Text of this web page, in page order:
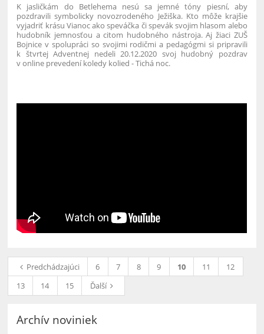
K jasličkám do Betlehema nesú sa jemné tóny piesní, aby
pozdravili symbolicky novozrodeného Ježiška. Kto môže krajšie
vyjadriť krásu Vianoc ako speváčka či spevák svojim hlasom alebo
hudobník jemnosťou a citom hudobného nástroja. Aj žiaci ZUŠ
Bojnice v spolupráci so svojimi rodičmi a pedagógmi si pripravili
k štvrtej Adventnej nedeli 20.12.2020 svoj hudobný pozdrav
v online prevedení koledy kolied - Tichá noc.
Predchádzajúci 6 7 8 9 10 11
12
13
14 15 Ďalší
Archív noviniek